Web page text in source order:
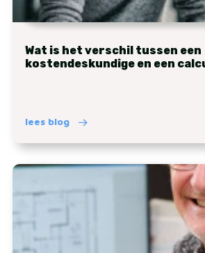
Wat is het verschil tussen een
kostendeskundige en een
lees blog